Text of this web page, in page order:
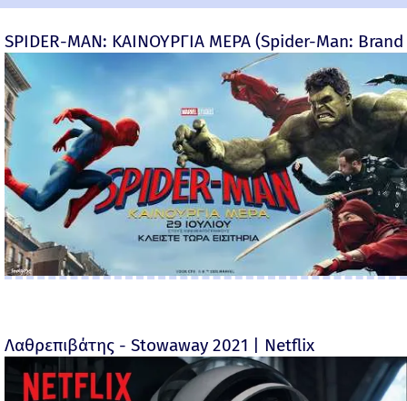
SPIDER-MAN: ΚΑΙΝΟΥΡΓΙΑ ΜΕΡΑ (Spider-Man:
Λαθρεπιβάτης - Stowaway 2021 | Netflix